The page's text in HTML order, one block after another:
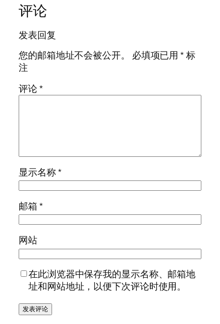
评论
发表回复
您的邮箱地址不会被公开。
必填项已用*标
注
评论*
显示名称*
邮箱*
网站
在此浏览器中保存我的显示名称、邮箱地
址和网站地址，以便下次评论时使用。